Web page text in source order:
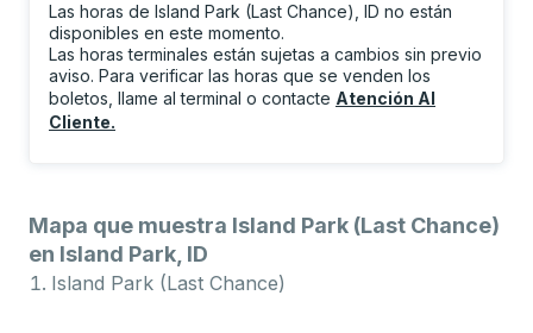
Las horas de Island Park (Last Chance), ID no están
disponibles en este momento.
Las horas terminales están sujetas a cambios sin previo
aviso. Para verificar las horas que se venden los
boletos, llame al terminal o contacte Atención Al
Cliente.
Mapa que muestra Island Park (Last Chance)
en Island Park, ID
Island Park (Last Chance)